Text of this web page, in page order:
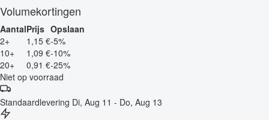
Volumekortingen
AantalPrijs Opslaan
2+
1,15 €-5%
10+
1,09 €-10%
20+
0,91 €-25%
Niet op voorraad
Standaardlevering Di, Aug 11 - Do, Aug 13